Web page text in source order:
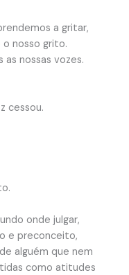
a gritar,
o nosso grito.
nossas vozes.
cessou.
onde julgar,
e preconceito,
alguém que nem
como atitudes